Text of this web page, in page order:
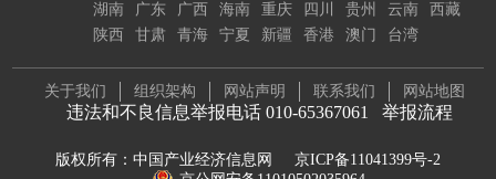
湖南
广东 广西 海南 重庆 四川 贵州 云南
西藏
陕西
甘肃 青海 宁夏 新疆 香港 澳门 台湾
关于我们 组织架构 网站声明 联系我们 网站地图
违法和不良信息举报电话 010-65367061 举报流程
版权所有：中国产业经济信息网
京ICP备11041399号-2